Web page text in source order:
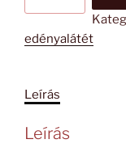
mennyiség
edényalátét
Leírás
Leírás